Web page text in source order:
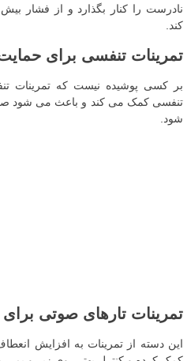
نادرست را کنار بگذارد و از فشار
کند.
تمرینات تنفسی برای حمایت
بر کسی پوشیده نیست که تمرینات
تنفسی کمک می‌ کند و باعث می‌ شود صدا
شود.
تمرینات تارهای صوتی
این دسته از تمرینات به افزایش